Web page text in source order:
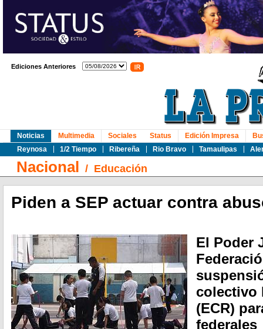
Ediciones Anteriores
Noticias
Reynosa
1/2 Tiempo Ribereña Rio Bravo Tamaulipas
Multimedia Sociales Status Edición Impresa
Nacional / Educación
Piden a SEP actuar contra
El Poder
colectivo
(ECR)
federales